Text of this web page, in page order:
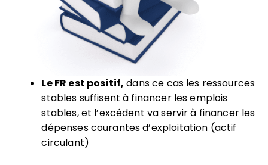
Le FR est positif, dans ce cas les ressources
stables suffisent à financer les emplois
stables, et l’excédent va servir à financer les
dépenses courantes d’exploitation (actif
circulant)